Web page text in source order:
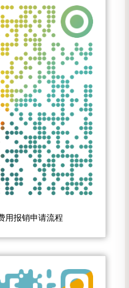
用报销申请流程